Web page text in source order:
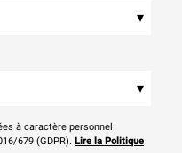
▾
▾
à caractère personnel
679 (GDPR). Lire la Politique